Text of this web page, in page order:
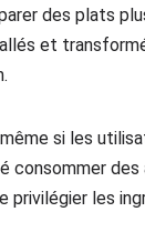
des plats
et
si les
consommer
privilégier les